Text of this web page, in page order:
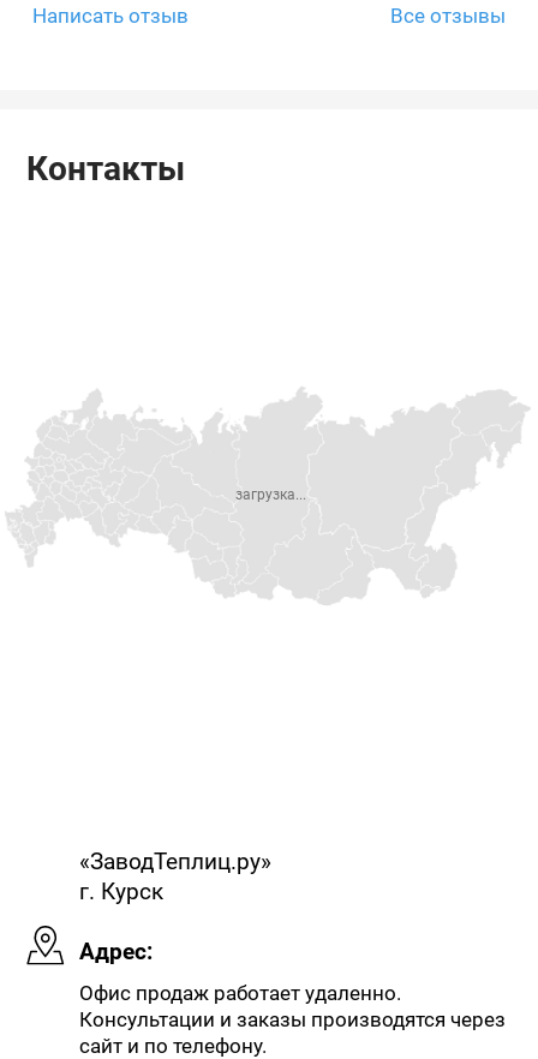
Написать отзыв Все отзывы
Контакты
«ЗаводТеплиц.ру»
г. Курск
Адрес:
Офис продаж работает удаленно.
Консультации и заказы производятся через
сайт и по телефону.
загрузка...